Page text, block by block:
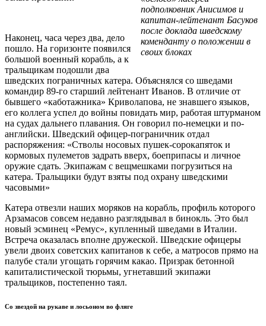
подполковник Анисимов и
капитан-лейтенант Басуков
после доклада шведскому
коменданту о положении в
своих блоках
Наконец, часа через два, дело
пошло. На горизонте появился
большой военный корабль, а к
тральщикам подошли два
шведских пограничных катера. Объяснялся со шведами
командир 89-го старший лейтенант Иванов. В отличие от
бывшего «каботажника» Криволапова, не знавшего языков,
его коллега успел до войны повидать мир, работая штурманом
на судах дальнего плавания. Он говорил по-немецки и по-
английски. Шведский офицер-пограничник отдал
распоряжения: «Стволы носовых пушек-сорокапяток и
кормовых пулеметов задрать вверх, боеприпасы и личное
оружие сдать. Экипажам с вещмешками погрузиться на
катера. Тральщики будут взяты под охрану шведскими
часовыми»
Катера отвезли наших моряков на корабль, профиль которого
Арзамасов совсем недавно разглядывал в бинокль. Это был
новый эсминец «Ремус», купленный шведами в Италии.
Встреча оказалась вполне дружеской. Шведские офицеры
увели двоих советских капитанов к себе, а матросов прямо на
палубе стали угощать горячим какао. Призрак бетонной
капиталистической тюрьмы, угнетавший экипажи
тральщиков, постепенно таял.
Со звездой на рукаве и лосьоном во фляге